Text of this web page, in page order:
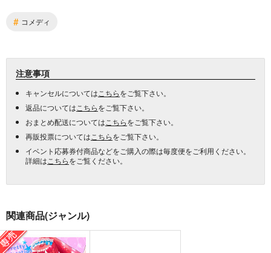
# コメディ
注意事項
キャンセルについては こちらをご覧下さい。
返品については こちらをご覧下さい。
おまとめ配送については こちらをご覧下さい。
再販投票については こちらをご覧下さい。
イベント応募券付商品などをご購入の際は毎度便をご利用ください。
詳細は こちらをご覧ください。
関連商品(ジャンル)